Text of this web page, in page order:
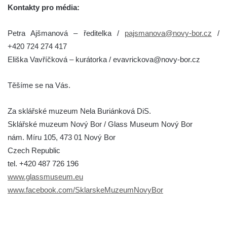
Kontakty pro média:
Petra Ajšmanová – ředitelka / pajsmanova@novy-bor.cz /
+420 724 274 417
Eliška Vavříčková – kurátorka / evavrickova@novy-bor.cz
Těšíme se na Vás.
Za sklářské muzeum Nela Buriánková DiS.
Sklářské muzeum Nový Bor / Glass Museum Nový Bor
nám. Míru 105, 473 01 Nový Bor
Czech Republic
tel. +420 487 726 196
www.glassmuseum.eu
www.facebook.com/SklarskeMuzeumNovyBor